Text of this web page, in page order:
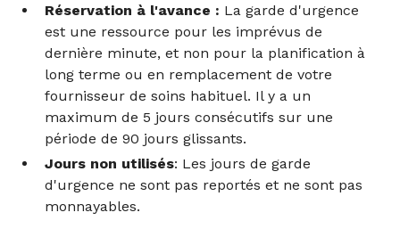
Réservation à l'avance : La garde d'urgence
est une ressource pour les imprévus de
dernière minute, et non pour la planification à
long terme ou en remplacement de votre
fournisseur de soins habituel. Il y a un
maximum de 5 jours consécutifs sur une
période de 90 jours glissants.
Jours non utilisés: Les jours de garde
d'urgence ne sont pas reportés et ne sont pas
monnayables.‍